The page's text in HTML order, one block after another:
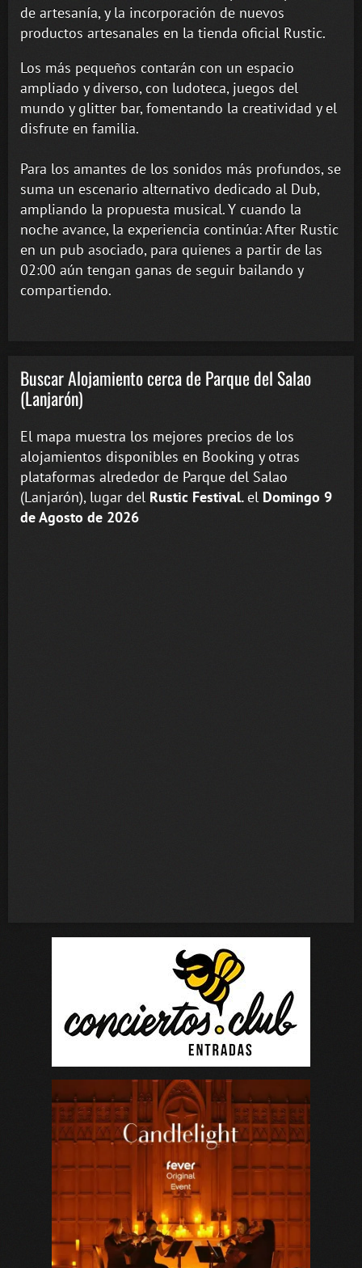
de artesanía, y la incorporación de nuevos
productos artesanales en la tienda oficial Rustic.
Los más pequeños contarán con un espacio
ampliado y diverso, con ludoteca, juegos del
mundo y glitter bar, fomentando la creatividad y el
disfrute en familia.
Para los amantes de los sonidos más profundos, se
suma un escenario alternativo dedicado al Dub,
ampliando la propuesta musical. Y cuando la
noche avance, la experiencia continúa: After Rustic
en un pub asociado, para quienes a partir de las
02:00 aún tengan ganas de seguir bailando y
compartiendo.
Buscar Alojamiento cerca de Parque del Salao
(Lanjarón)
El mapa muestra los mejores precios de los
alojamientos disponibles en Booking y otras
plataformas alrededor de Parque del Salao
(Lanjarón), lugar del Rustic Festival.el Domingo 9
de Agosto de 2026